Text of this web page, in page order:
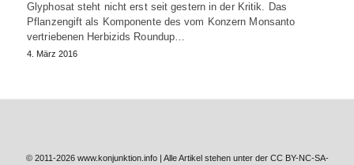
Glyphosat steht nicht erst seit gestern in der Kritik. Das
Pflanzengift als Komponente des vom Konzern Monsanto
vertriebenen Herbizids Roundup…
4. März 2016
© 2011-2026 www.konjunktion.info | Alle Artikel stehen unter der CC BY-NC-SA-